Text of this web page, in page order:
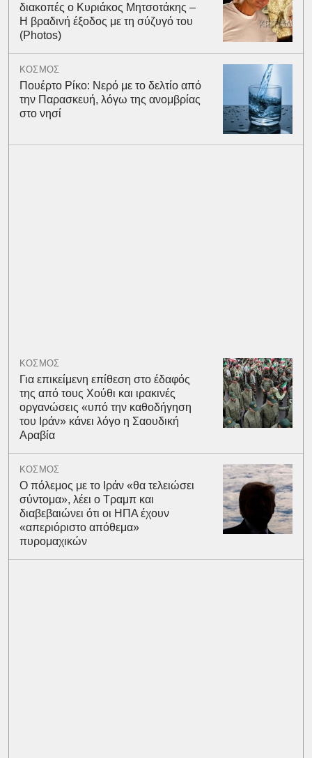
διακοπές ο Κυριάκος Μητσοτάκης –
Η βραδινή έξοδος με τη σύζυγό του
(Photos)
ΚΟΣΜΟΣ
Πουέρτο Ρίκο: Νερό με το δελτίο από
την Παρασκευή, λόγω της ανομβρίας
στο νησί
ΚΟΣΜΟΣ
Για επικείμενη επίθεση στο έδαφός
της από τους Χούθι και ιρακινές
οργανώσεις «υπό την καθοδήγηση
του Ιράν» κάνει λόγο η Σαουδική
Αραβία
ΚΟΣΜΟΣ
Ο πόλεμος με το Ιράν «θα τελειώσει
σύντομα», λέει ο Τραμπ και
διαβεβαιώνει ότι οι ΗΠΑ έχουν
«απεριόριστο απόθεμα»
πυρομαχικών